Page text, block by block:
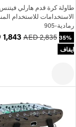
طاولة كرة قدم هارلي
الاستخدامات للاستخدام
رمادية-905
1,843 AED 2,835 35%
ايقاف